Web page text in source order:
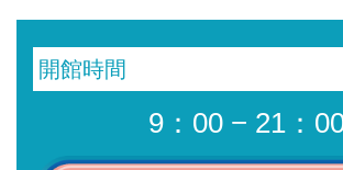
開館時間
9：00 − 21：